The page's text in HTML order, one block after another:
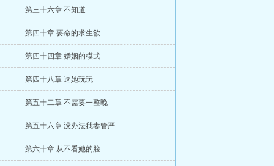
第三十六章 不知道
第四十章 要命的求生欲
第四十四章 婚姻的模式
第四十八章 逗她玩玩
第五十二章 不需要一整晚
第五十六章 没办法我妻管严
第六十章 从不看她的脸